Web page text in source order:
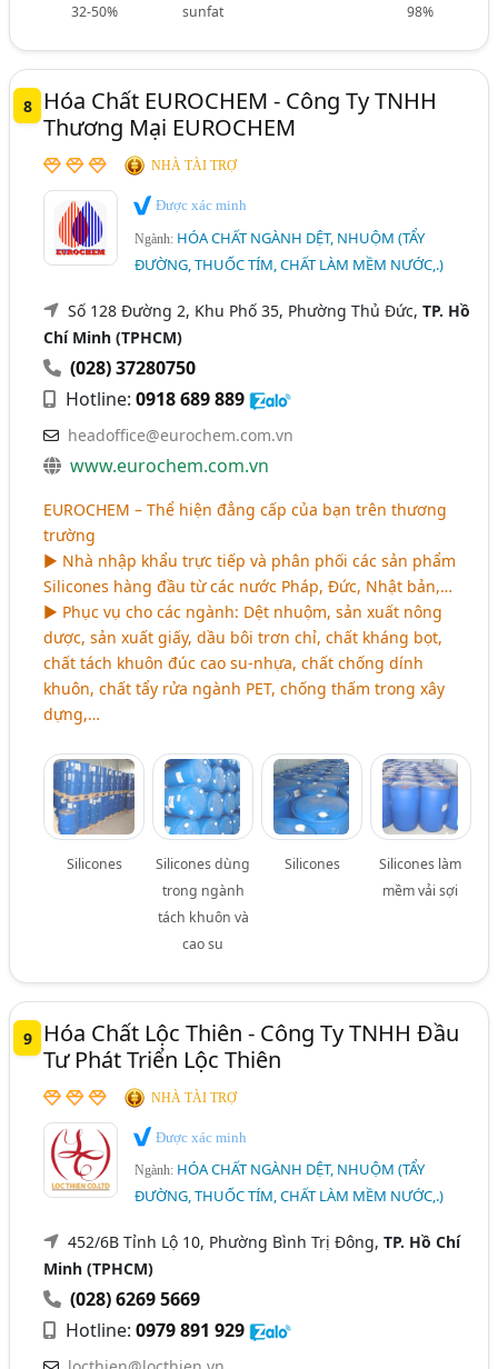
32-50%
sunfat
98%
8
Hóa Chất EUROCHEM - Công Ty TNHH
Thương Mại EUROCHEM
NHÀ TÀI TRỢ
Được xác minh
Ngành: HÓA CHẤT NGÀNH DỆT, NHUỘM (TẨY
ĐƯỜNG, THUỐC TÍM, CHẤT LÀM MỀM NƯỚC,.)
Số 128 Đường 2, Khu Phố 35, Phường Thủ Đức,TP. Hồ
Chí Minh (TPHCM)
(028) 37280750
Hotline:0918 689 889
headoffice@eurochem.com.vn
www.eurochem.com.vn
EUROCHEM – Thể hiện đẳng cấp của bạn trên thương
trường
► Nhà nhập khẩu trực tiếp và phân phối các sản phẩm
Silicones hàng đầu từ các nước Pháp, Đức, Nhật bản,…
► Phục vụ cho các ngành: Dệt nhuộm, sản xuất nông
dược, sản xuất giấy, dầu bôi trơn chỉ, chất kháng bọt,
chất tách khuôn đúc cao su-nhựa, chất chống dính
khuôn, chất tẩy rửa ngành PET, chống thấm trong xây
dựng,…
Silicones
Silicones dùng
trong ngành
tách khuôn và
cao su
Silicones
Silicones làm
mềm vải sợi
9
Hóa Chất Lộc Thiên - Công Ty TNHH Đầu
Tư Phát Triển Lộc Thiên
NHÀ TÀI TRỢ
Được xác minh
Ngành: HÓA CHẤT NGÀNH DỆT, NHUỘM (TẨY
ĐƯỜNG, THUỐC TÍM, CHẤT LÀM MỀM NƯỚC,.)
452/6B Tỉnh Lộ 10, Phường Bình Trị Đông,TP. Hồ Chí
Minh (TPHCM)
(028) 6269 5669
Hotline:0979 891 929